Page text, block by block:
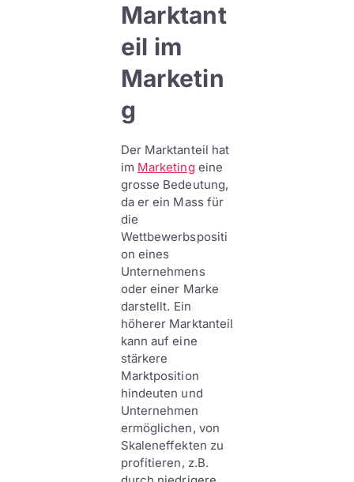
Marktant
eil im
Marketin
g
Der Marktanteil hat
im Marketing eine
grosse Bedeutung,
da er ein Mass für
die
Wettbewerbspositi
on eines
Unternehmens
oder einer Marke
darstellt. Ein
höherer Marktanteil
kann auf eine
stärkere
Marktposition
hindeuten und
Unternehmen
ermöglichen, von
Skaleneffekten zu
profitieren, z.B.